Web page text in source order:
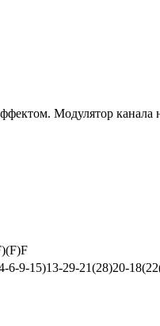
Модулятор канала
9-15)13-29-21(28)20-